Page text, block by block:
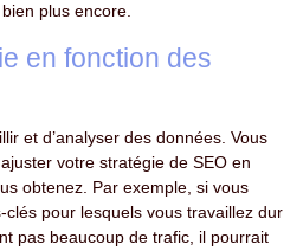
plus encore.
en fonction des
et d’analyser des données. Vous
votre stratégie de SEO en
obtenez. Par exemple, si vous
pour lesquels vous travaillez dur
pas beaucoup de trafic, il pourrait